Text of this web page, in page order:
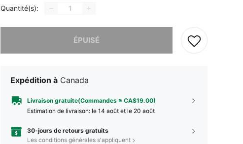
Quantité(s):
ÉPUISÉ
Expédition à Canada
Livraison gratuite(Commandes ≥ CA$19.00)
Estimation de livraison: le 14 août et le 20 août
30-jours de retours gratuits
Les conditions générales s'appliquent